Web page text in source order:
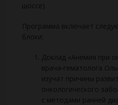
шоссе).
Программа включает
блоки:
Доклад «Анемия при
врача‑гематолога
изучат причины
онкологического
с методами ранней